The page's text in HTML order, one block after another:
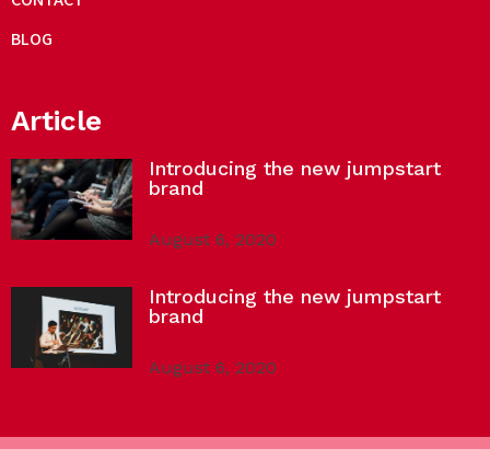
BLOG
Article
Introducing the new jumpstart
brand
August 6, 2020
Introducing the new jumpstart
brand
August 6, 2020